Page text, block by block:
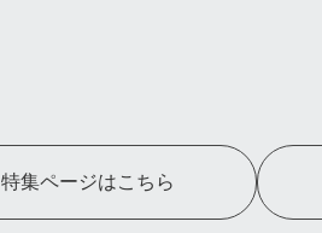
特集ページはこちら